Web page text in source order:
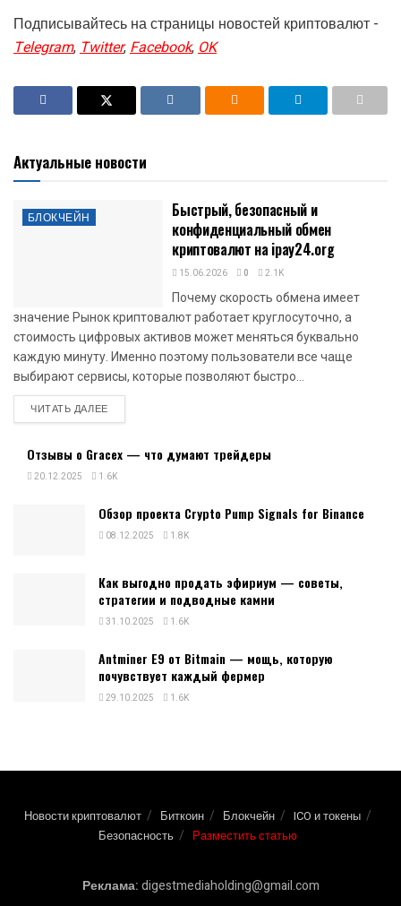
Подписывайтесь на страницы новостей криптовалют -
Telegram,Twitter,Facebook,OK
Актуальные новости
БЛОКЧЕЙН
Быстрый, безопасный и
конфиденциальный обмен
криптовалют на ipay24.org
15.06.2026 0 2.1K
Почему скорость обмена имеет
значение Рынок криптовалют работает круглосуточно, а
стоимость цифровых активов может меняться буквально
каждую минуту. Именно поэтому пользователи все чаще
выбирают сервисы, которые позволяют быстро...
ЧИТАТЬ ДАЛЕЕDETAILS
Отзывы о Gracex — что думают трейдеры
20.12.2025 1.6K
Обзор проекта Crypto Pump Signals for Binance
08.12.2025 1.8K
Как выгодно продать эфириум — советы,
стратегии и подводные камни
31.10.2025 1.6K
Antminer E9 от Bitmain — мощь, которую
почувствует каждый фермер
29.10.2025 1.6K
Новости криптовалют Биткоин Блокчейн
ICO и токены
Безопасность
Разместить статью
Реклама:digestmediaholding@gmail.com